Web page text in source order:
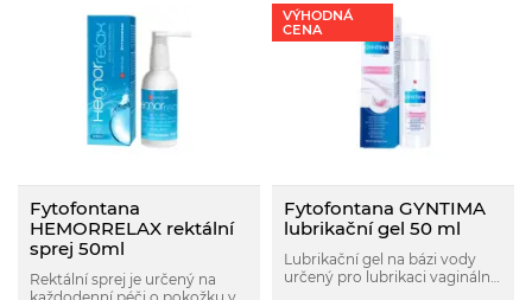
Fytofontana
HEMORRELAX rektální
sprej 50ml
Rektální sprej je určený na
VÝHODNÁ
CENA
Fytofontana GYNTIMA
lubrikační gel 50 ml
Lubrikační gel na bázi vody
určený pro lubrikaci vaginální